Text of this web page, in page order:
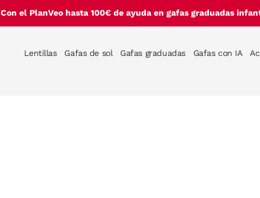
Con el PlanVeo hasta 100€ de ayuda en gafas graduadas
Lentillas Gafas de sol Gafas graduadas Gafas con IA